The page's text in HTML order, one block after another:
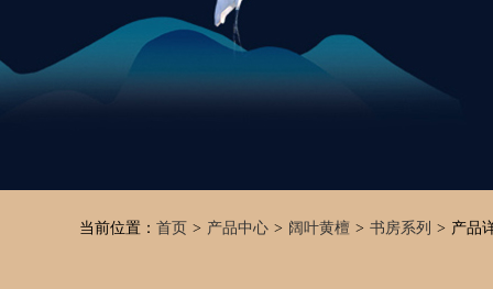
当前位置： 首页 > 产品中心 > 阔叶黄檀 > 书房系列 > 产品